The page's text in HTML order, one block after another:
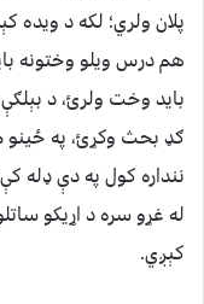
پلان ولري؛ لکه د ویده
هم درس ویلو وختونه
باید وخت ولرئ، د
ګډ بحث وکړئ، په ځينو
ننداره کول په دې ډله
له غړو سره د اړیکو
کېږي.